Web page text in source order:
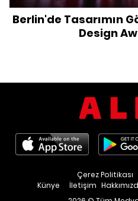
Berlin'de Tasarımın
Design
Künye İletişim
Çerez Politikası